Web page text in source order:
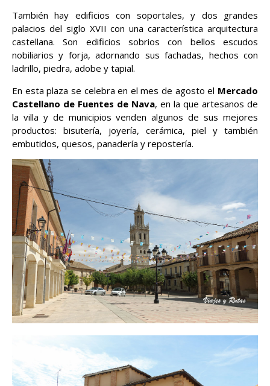
También hay edificios con soportales, y dos grandes
palacios del siglo XVII con una característica arquitectura
castellana. Son edificios sobrios con bellos escudos
nobiliarios y forja, adornando sus fachadas, hechos con
ladrillo, piedra, adobe y tapial.
En esta plaza se celebra en el mes de agosto el Mercado
Castellano de Fuentes de Nava, en la que artesanos de
la villa y de municipios venden algunos de sus mejores
productos: bisutería, joyería, cerámica, piel y también
embutidos, quesos, panadería y repostería.